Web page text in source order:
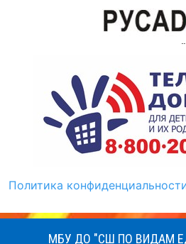
Политика
МБУ ДО "СШ ПО ВИДАМ